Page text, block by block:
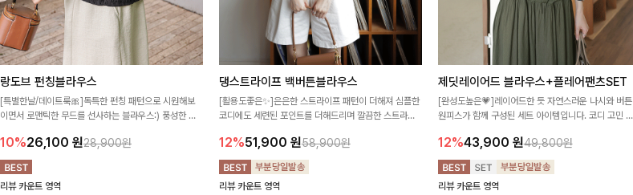
랑도브 펀칭블라우스
[특별한날/데이트룩🎀]독특한 펀칭 패턴으로 시원해보
이면서 로맨틱한 무드를 선사하는 블라우스:) 풍성한 퍼
10%26,100 원28,900원
리뷰 카운트 영역
댕스트라이프 백버튼블라우스
[활용도좋은✨]은은한 스트라이프 패턴이 더해져 심플한
코디에도 세련된 포인트를 더해드리며 깔끔한 스트라이
12%51,900 원58,900원
리뷰 카운트 영역
제딧레이어드 블라우스+플레어팬츠SET
[완성도높은💗]레이어드한 듯 자연스러운 나시와 버튼
원피스가 함께 구성된 세트 아이템입니다. 코디 고민 없
12%43,900 원49,800원
리뷰 카운트 영역